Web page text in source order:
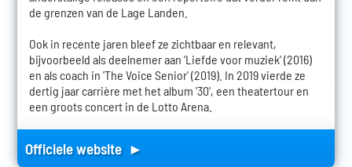
de grenzen van de Lage Landen.
Ook in recente jaren bleef ze zichtbaar en relevant,
bijvoorbeeld als deelnemer aan 'Liefde voor muziek' (2016)
en als coach in 'The Voice Senior' (2019). In 2019 vierde ze
dertig jaar carrière met het album '30', een theatertour en
een groots concert in de Lotto Arena.
Officiele website ►